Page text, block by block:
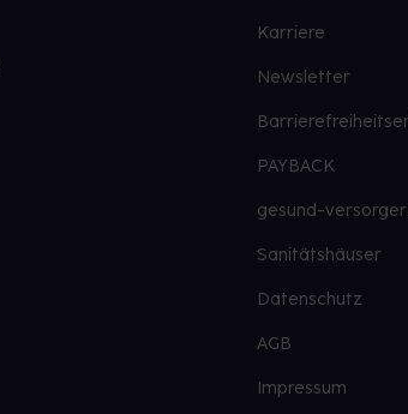
Karriere
Newsletter
PAYBACK
gesund-
Sanitätshäuser
Datenschutz
AGB
Impressum